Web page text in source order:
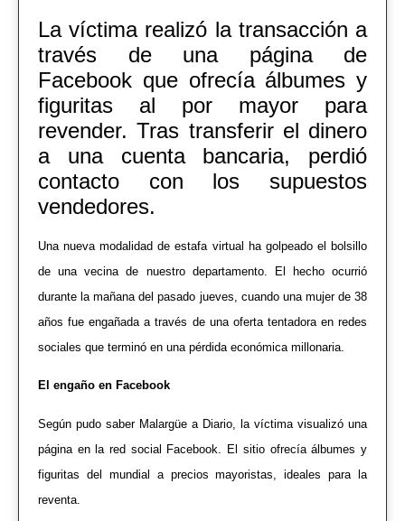
La víctima realizó la transacción a
través de una página de
Facebook que ofrecía álbumes y
figuritas al por mayor para
revender. Tras transferir el dinero
a una cuenta bancaria, perdió
contacto con los supuestos
vendedores.
Una nueva modalidad de estafa virtual ha golpeado el bolsillo
de una vecina de nuestro departamento. El hecho ocurrió
durante la mañana del pasado jueves, cuando una mujer de 38
años fue engañada a través de una oferta tentadora en redes
sociales que terminó en una pérdida económica millonaria.
El engaño en Facebook
Según pudo saber Malargüe a Diario, la víctima visualizó una
página en la red social Facebook. El sitio ofrecía álbumes y
figuritas del mundial a precios mayoristas, ideales para la
reventa.